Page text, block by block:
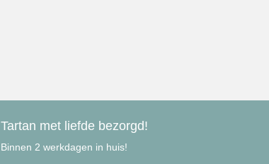
Tartan met liefde bezorgd!
Binnen 2 werkdagen in huis!